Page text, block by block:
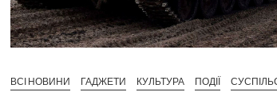
ВСІ НОВИНИ ГАДЖЕТИ КУЛЬТУРА ПОДІЇ